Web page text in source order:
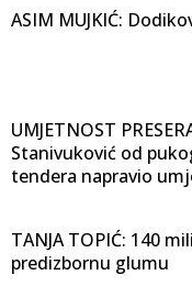
ASIM MUJKIĆ:
UMJETNOST
Stanivuković od
tendera napravio
TANJA TOPIĆ: 140
predizbornu glumu